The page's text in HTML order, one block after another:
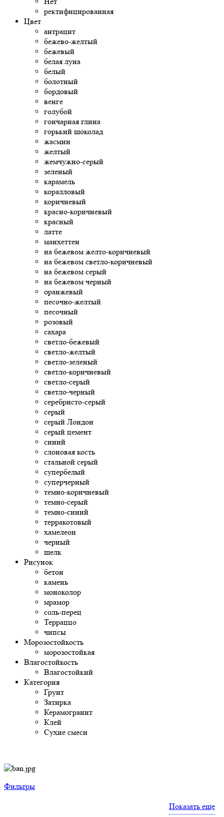
ректифицированная
Цвет
антрацит
бежево-желтый
бежевый
белая луна
белый
болотный
бордовый
венге
голубой
гончарная глина
горький шоколад
жасмин
желтый
жемчужно-серый
зеленый
карамель
коралловый
коричневый
красно-коричневый
красный
латте
манхеттен
на бежевом желто-коричневый
на бежевом светло-коричневый
на бежевом серый
на бежевом черный
оранжевый
песочно-желтый
песочный
розовый
сахара
светло-бежевый
светло-желтый
светло-зеленый
светло-коричневый
светло-серый
светло-черный
серебристо-серый
серый
серый Лондон
серый цемент
синий
слоновая кость
стальной серый
супербелый
суперчерный
темно-коричневый
темно-серый
темно-синий
терракотовый
хамелеон
черный
шелк
Рисунок
бетон
камень
моноколор
мрамор
соль-перец
Терраццо
чипсы
Морозостойкость
морозостойкая
Влагостойкость
Влагостойкий
Категория
Грунт
Затирка
Керамогранит
Клей
Сухие смеси
Фильтры
Показать еще